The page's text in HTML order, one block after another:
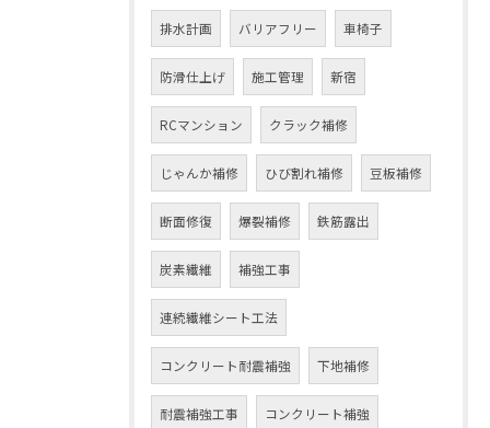
排水計画 バリアフリー 車椅子
防滑仕上げ 施工管理 新宿
RCマンション クラック補修
じゃんか補修 ひび割れ補修 豆板補修
断面修復 爆裂補修 鉄筋露出
炭素繊維 補強工事
連続繊維シート工法
コンクリート耐震補強 下地補修
耐震補強工事 コンクリート補強